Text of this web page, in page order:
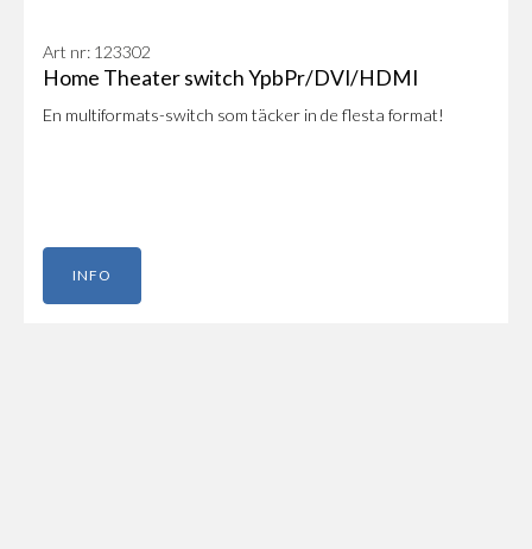
Art nr: 123302
Home Theater switch YpbPr/DVI/HDMI
​En multiformats-switch som täcker in de flesta format!
INFO